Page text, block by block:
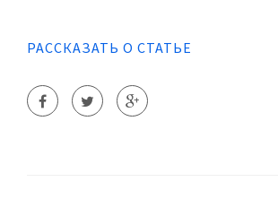
РАССКАЗАТЬ О СТАТЬЕ